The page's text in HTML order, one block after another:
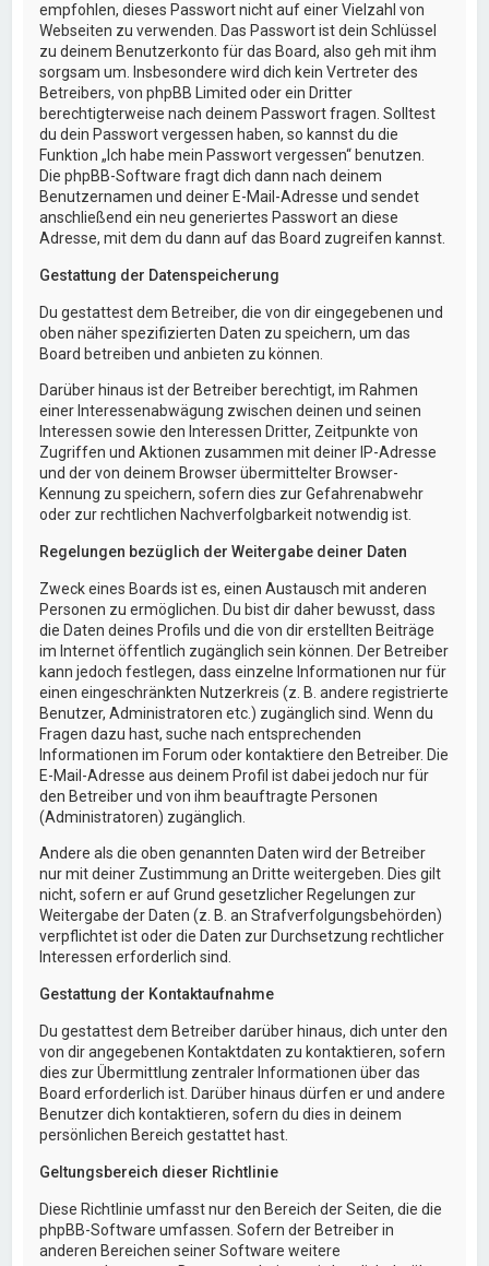
empfohlen, dieses Passwort nicht auf einer Vielzahl von
Webseiten zu verwenden. Das Passwort ist dein Schlüssel
zu deinem Benutzerkonto für das Board, also geh mit ihm
sorgsam um. Insbesondere wird dich kein Vertreter des
Betreibers, von phpBB Limited oder ein Dritter
berechtigterweise nach deinem Passwort fragen. Solltest
du dein Passwort vergessen haben, so kannst du die
Funktion „Ich habe mein Passwort vergessen“ benutzen.
Die phpBB-Software fragt dich dann nach deinem
Benutzernamen und deiner E-Mail-Adresse und sendet
anschließend ein neu generiertes Passwort an diese
Adresse, mit dem du dann auf das Board zugreifen kannst.
Gestattung der Datenspeicherung
Du gestattest dem Betreiber, die von dir eingegebenen und
oben näher spezifizierten Daten zu speichern, um das
Board betreiben und anbieten zu können.
Darüber hinaus ist der Betreiber berechtigt, im Rahmen
einer Interessenabwägung zwischen deinen und seinen
Interessen sowie den Interessen Dritter, Zeitpunkte von
Zugriffen und Aktionen zusammen mit deiner IP-Adresse
und der von deinem Browser übermittelter Browser-
Kennung zu speichern, sofern dies zur Gefahrenabwehr
oder zur rechtlichen Nachverfolgbarkeit notwendig ist.
Regelungen bezüglich der Weitergabe deiner Daten
Zweck eines Boards ist es, einen Austausch mit anderen
Personen zu ermöglichen. Du bist dir daher bewusst, dass
die Daten deines Profils und die von dir erstellten Beiträge
im Internet öffentlich zugänglich sein können. Der Betreiber
kann jedoch festlegen, dass einzelne Informationen nur für
einen eingeschränkten Nutzerkreis (z. B. andere registrierte
Benutzer, Administratoren etc.) zugänglich sind. Wenn du
Fragen dazu hast, suche nach entsprechenden
Informationen im Forum oder kontaktiere den Betreiber. Die
E-Mail-Adresse aus deinem Profil ist dabei jedoch nur für
den Betreiber und von ihm beauftragte Personen
(Administratoren) zugänglich.
Andere als die oben genannten Daten wird der Betreiber
nur mit deiner Zustimmung an Dritte weitergeben. Dies gilt
nicht, sofern er auf Grund gesetzlicher Regelungen zur
Weitergabe der Daten (z. B. an Strafverfolgungsbehörden)
verpflichtet ist oder die Daten zur Durchsetzung rechtlicher
Interessen erforderlich sind.
Gestattung der Kontaktaufnahme
Du gestattest dem Betreiber darüber hinaus, dich unter den
von dir angegebenen Kontaktdaten zu kontaktieren, sofern
dies zur Übermittlung zentraler Informationen über das
Board erforderlich ist. Darüber hinaus dürfen er und andere
Benutzer dich kontaktieren, sofern du dies in deinem
persönlichen Bereich gestattet hast.
Geltungsbereich dieser Richtlinie
Diese Richtlinie umfasst nur den Bereich der Seiten, die die
phpBB-Software umfassen. Sofern der Betreiber in
anderen Bereichen seiner Software weitere